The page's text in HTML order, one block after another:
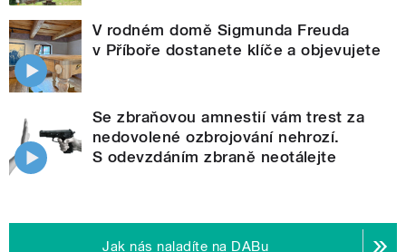
V rodném domě Sigmunda Freuda
v Příboře dostanete klíče a objevujete
Se zbraňovou amnestií vám trest za
nedovolené ozbrojování nehrozí.
S odevzdáním zbraně neotálejte
Jak nás naladíte na DABu